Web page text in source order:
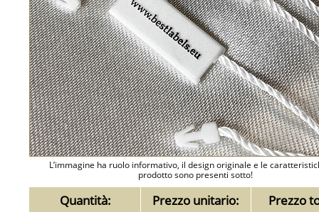
L’immagine ha ruolo informativo, il design originale e le
prodotto sono presenti sotto!
Quantità: Prezzo unitario: Prezzo